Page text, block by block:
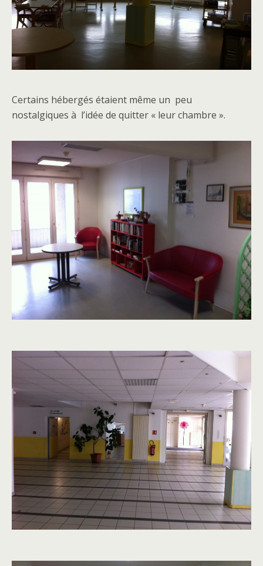
Certains hébergés étaient même un peu
nostalgiques à l’idée de quitter « leur chambre ».